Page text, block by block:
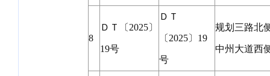
8
ＤＴ〔2025〕
19号
ＤＴ
〔2025〕19
号
规划三路北
中州大道西